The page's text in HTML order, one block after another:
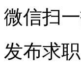
微信扫
发布求职